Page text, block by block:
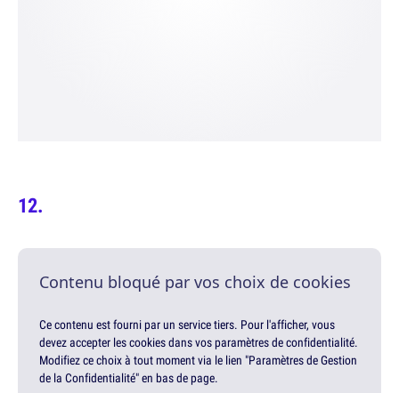
Contenu bloqué par vos choix de cookies
Ce contenu est fourni par un service tiers. Pour l'afficher, vous
devez accepter les cookies dans vos paramètres de confidentialité.
Modifiez ce choix à tout moment via le lien "Paramètres de Gestion
de la Confidentialité" en bas de page.